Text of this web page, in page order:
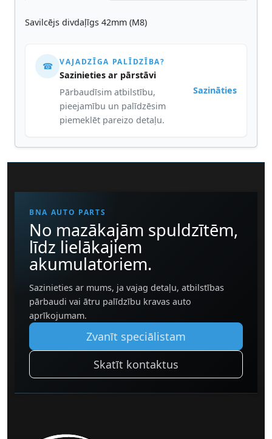
Savilcējs divdaļīgs 42mm (M8)
☎ VAJADZĪGA PALĪDZĪBA?
Sazinieties ar pārstāvi
Pārbaudīsim atbilstību,
pieejamību un palīdzēsim
piemeklēt pareizo detaļu.
Sazināties
BNA AUTO PARTS
No mazākajām spuldzītēm,
līdz lielākajiem
akumulatoriem.
Sazinieties ar mums, ja vajag detaļu, atbilstības
pārbaudi vai ātru palīdzību kravas auto
aprīkojumam.
Zvanīt speciālistam
Skatīt kontaktus